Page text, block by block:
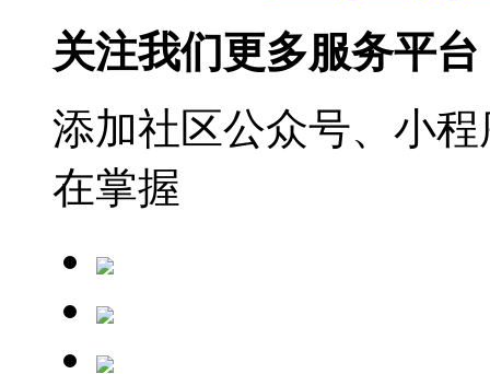
关注我们更多服务平台
添加社区公众号、小
在掌握